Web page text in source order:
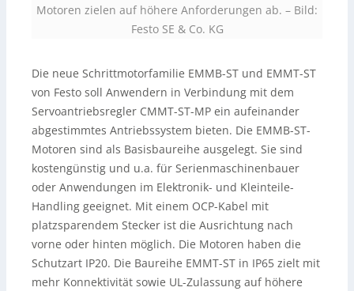
Motoren zielen auf höhere Anforderungen ab. – Bild:
Festo SE & Co. KG
Die neue Schrittmotorfamilie EMMB-ST und EMMT-ST
von Festo soll Anwendern in Verbindung mit dem
Servoantriebsregler CMMT-ST-MP ein aufeinander
abgestimmtes Antriebssystem bieten. Die EMMB-ST-
Motoren sind als Basisbaureihe ausgelegt. Sie sind
kostengünstig und u.a. für Serienmaschinenbauer
oder Anwendungen im Elektronik- und Kleinteile-
Handling geeignet. Mit einem OCP-Kabel mit
platzsparendem Stecker ist die Ausrichtung nach
vorne oder hinten möglich. Die Motoren haben die
Schutzart IP20. Die Baureihe EMMT-ST in IP65 zielt mit
mehr Konnektivität sowie UL-Zulassung auf höhere